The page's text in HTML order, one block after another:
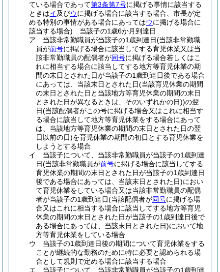
ている場合であって第3条第7号に掲げる事情に該当する
ときはイ及びウに掲げる場合に該当する場合、市長が定
める特別の事情がある場合にあってはウに掲げる場合に
該当する場合) 当該子の1歳6か月到達日
ア
当該非常勤職員が当該子の1歳到達日(当該非常勤職
員が前号に掲げる場合に該当してする育児休業又は当
該非常勤職員の配偶者が同号に掲げる場合若しくはこ
れに相当する場合に該当してする地方等育児休業の期
間の末日とされた日が当該子の1歳到達日後である場合
にあっては、当該末日とされた日(当該育児休業の期間
の末日とされた日と当該地方等育児休業の期間の末日
とされた日が異なるときは、そのいずれかの日))の翌
日(当該配偶者がこの号に掲げる場合又はこれに相当す
る場合に該当して地方等育児休業をする場合にあって
は、当該地方等育児休業の期間の末日とされた日の翌
日以前の日)を育児休業の期間の初日とする育児休業を
しようとする場合
イ
当該子について、当該非常勤職員が当該子の1歳到達
日(当該非常勤職員が前号に掲げる場合に該当してする
育児休業の期間の末日とされた日が当該子の1歳到達日
後である場合にあっては、当該末日とされた日)におい
て育児休業をしている場合又は当該非常勤職員の配偶
者が当該子の1歳到達日(当該配偶者が同号に掲げる場
合又はこれに相当する場合に該当してする地方等育児
休業の期間の末日とされた日が当該子の1歳到達日後で
ある場合にあっては、当該末日とされた日)において地
方等育児休業をしている場合
ウ
当該子の1歳到達日後の期間について育児休業をする
ことが継続的な勤務のために特に必要と認められる場
合として規則で定める場合に該当する場合
エ
当該子について、当該非常勤職員が当該子の1歳到達